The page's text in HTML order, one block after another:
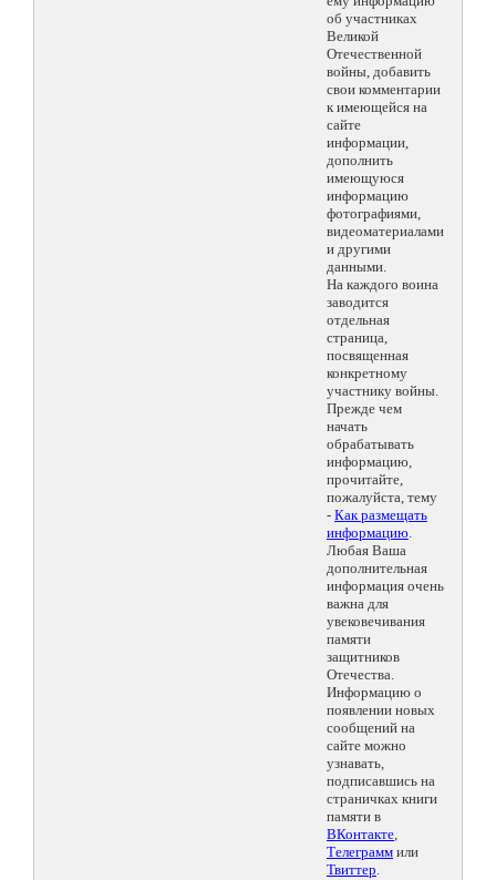
об участниках
Великой
Отечественной
войны, добавить
свои комментарии
к имеющейся на
сайте
информации,
дополнить
имеющуюся
информацию
фотографиями,
видеоматериалами
и другими
данными.
На каждого воина
заводится
отдельная
страница,
посвященная
конкретному
участнику войны.
Прежде чем
начать
обрабатывать
информацию,
прочитайте,
пожалуйста, тему
- Как размещать
информацию.
Любая Ваша
дополнительная
информация очень
важна для
увековечивания
памяти
защитников
Отечества.
Информацию о
появлении новых
сообщений на
сайте можно
узнавать,
подписавшись на
страничках книги
памяти в
ВКонтакте,
Телеграмм или
Твиттер.